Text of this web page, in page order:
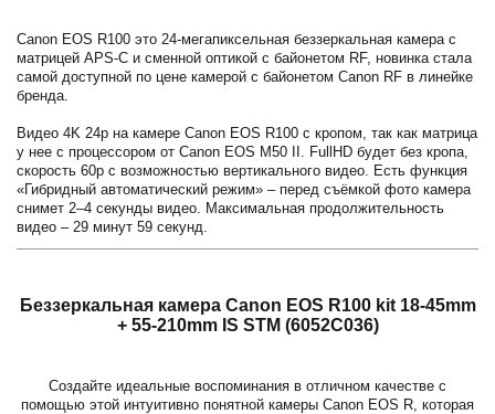
Canon EOS R100 это 24-мегапиксельная беззеркальная камера с
матрицей APS-C и сменной оптикой с байонетом RF, новинка стала
самой доступной по цене камерой с байонетом Canon RF в линейке
бренда.
Видео 4K 24p на камере Canon EOS R100 с кропом, так как матрица
у нее с процессором от Canon EOS M50 II. FullHD будет без кропа,
скорость 60p c возможностью вертикального видео. Есть функция
«Гибридный автоматический режим» – перед съёмкой фото камера
снимет 2–4 секунды видео. Максимальная продолжительность
видео – 29 минут 59 секунд.
Беззеркальная камера Canon EOS R100 kit 18-45mm
+ 55-210mm IS STM (6052C036)
Создайте идеальные воспоминания в отличном качестве с
помощью этой интуитивно понятной камеры Canon EOS R, которая